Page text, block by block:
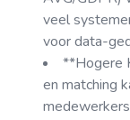
veel
voor data-
**Hogere
en matching